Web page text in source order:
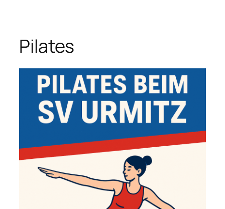
Pilates